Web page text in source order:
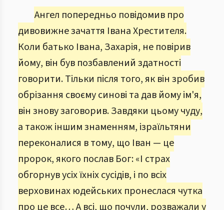
Ангел попередньо повідомив про
дивовижне зачаття Івана Хрестителя.
Коли батько Івана, Захарія, не повірив
йому, він був позбавлений здатності
говорити. Тільки після того, як він зробив
обрізання своєму синові та дав йому ім'я,
він знову заговорив. Завдяки цьому чуду,
а також іншим знаменням, ізраїльтяни
переконалися в тому, що Іван — це
пророк, якого послав Бог: «І страх
обгорнув усіх їхніх сусідів, і по всіх
верховинах юдейських пронеслася чутка
про це все… А всі, що почули, розважали у